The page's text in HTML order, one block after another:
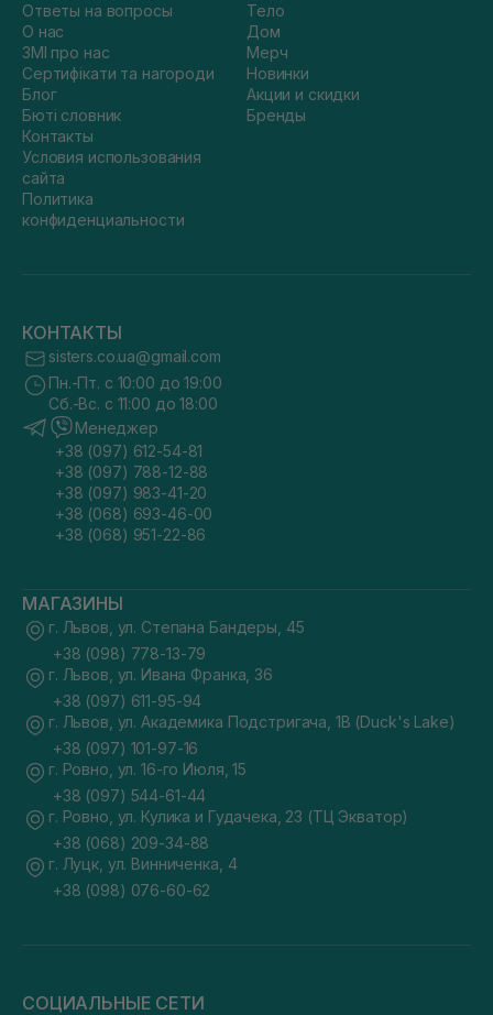
Ответы на вопросы
О нас
ЗМІ про нас
Сертифікати та нагороди
Блог
Бюті словник
Контакты
Условия использования
сайта
Политика
конфиденциальности
Тело
Дом
Мерч
Новинки
Акции и скидки
Бренды
КОНТАКТЫ
sisters.co.ua@gmail.com
Пн.-Пт. с 10:00 до 19:00
Сб.-Вс. с 11:00 до 18:00
Менеджер
+38 (097) 612-54-81
+38 (097) 788-12-88
+38 (097) 983-41-20
+38 (068) 693-46-00
+38 (068) 951-22-86
МАГАЗИНЫ
г. Львов, ул. Степана Бандеры, 45
+38 (098) 778-13-79
г. Львов, ул. Ивана Франка, 36
+38 (097) 611-95-94
г. Львов, ул. Академика Подстригача, 1В (Duck's Lake)
+38 (097) 101-97-16
г. Ровно, ул. 16-го Июля, 15
+38 (097) 544-61-44
г. Ровно, ул. Кулика и Гудачека, 23 (ТЦ Экватор)
+38 (068) 209-34-88
г. Луцк, ул. Винниченка, 4
+38 (098) 076-60-62
СОЦИАЛЬНЫЕ СЕТИ